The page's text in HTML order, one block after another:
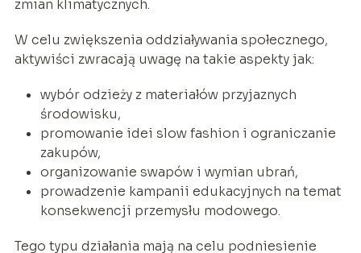
zmian klimatycznych.
W celu zwiększenia oddziaływania społecznego,
aktywiści zwracają uwagę na takie aspekty jak:
wybór odzieży z materiałów przyjaznych
środowisku,
promowanie idei slow fashion i ograniczanie
zakupów,
organizowanie swapów i wymian ubrań,
prowadzenie kampanii edukacyjnych na temat
konsekwencji przemysłu modowego.
Tego typu działania mają na celu podniesienie